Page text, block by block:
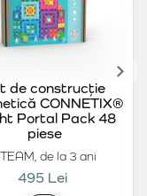
de la 3 ani
de construcție
CONNETIX®
Portal Pack 48
piese
495 Lei